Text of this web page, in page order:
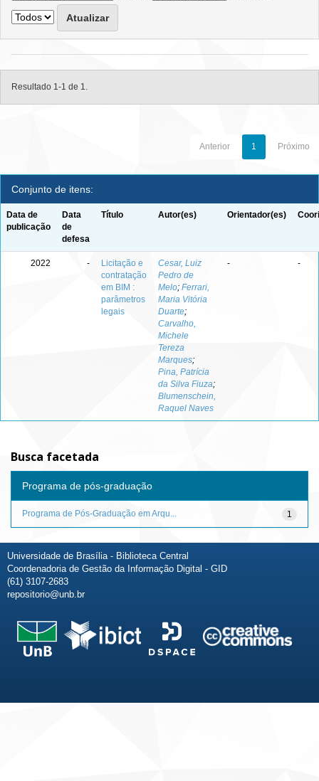
Resultado 1-1 de 1.
Anterior 1 Próximo
Conjunto de itens:
Data de
publicação
Data
de
defesa
Título Autor(es) Orientador(es)
2022 -
Licitação e
contratação
em BIM :
parâmetros
legais
Cesar, Luiz
Pedro de
Melo; Ferrari,
Maria Vitória
Duarte;
Carvalho,
Michele
Tereza
Marques;
Pina, Patrícia
da Silva Fiuza;
Blumenschein,
Raquel Naves
- -
Busca facetada
Programa de pós-graduação
1
Programa de Pós-Graduação em Arqu...
Universidade de Brasília - Biblioteca Central
Coordenadoria de Gestão da Informação Digital - GID
(61) 3107-2683
repositorio@unb.br